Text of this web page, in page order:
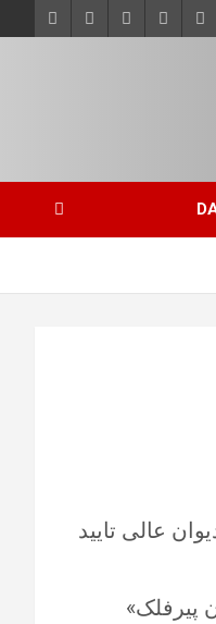
عالی تایید
پیرفلک»